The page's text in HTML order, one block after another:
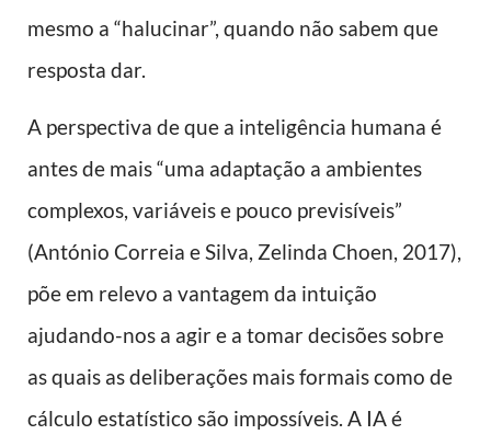
mesmo a “halucinar”, quando não sabem que
resposta dar.
A perspectiva de que a inteligência humana é
antes de mais “uma adaptação a ambientes
complexos, variáveis e pouco previsíveis”
(António Correia e Silva, Zelinda Choen, 2017),
põe em relevo a vantagem da intuição
ajudando-nos a agir e a tomar decisões sobre
as quais as deliberações mais formais como de
cálculo estatístico são impossíveis. A IA é